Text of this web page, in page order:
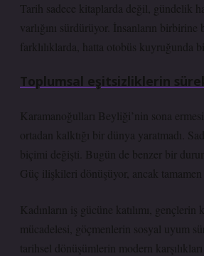
Tarih sadece kitaplarda değil, gündelik
varlığını sürdürüyor. İnsanların birbirine
farklılıklarda, hatta otobüs kuyruğunda
Toplumsal eşitsizliklerin
Karamanoğulları Beyliği’nin sona
ortadan kalktığı bir dünya yaratmadı.
biçimi değişti. Bugün de benzer bir
Güç ilişkileri dönüşüyor, ancak tamamen
Kadınların iş gücüne katılımı, gençlerin
mücadelesi, göçmenlerin sosyal uyum
tarihsel dönüşümlerin modern